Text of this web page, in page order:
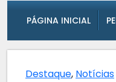
PÁGINA INICIAL
Destaque, Notícias